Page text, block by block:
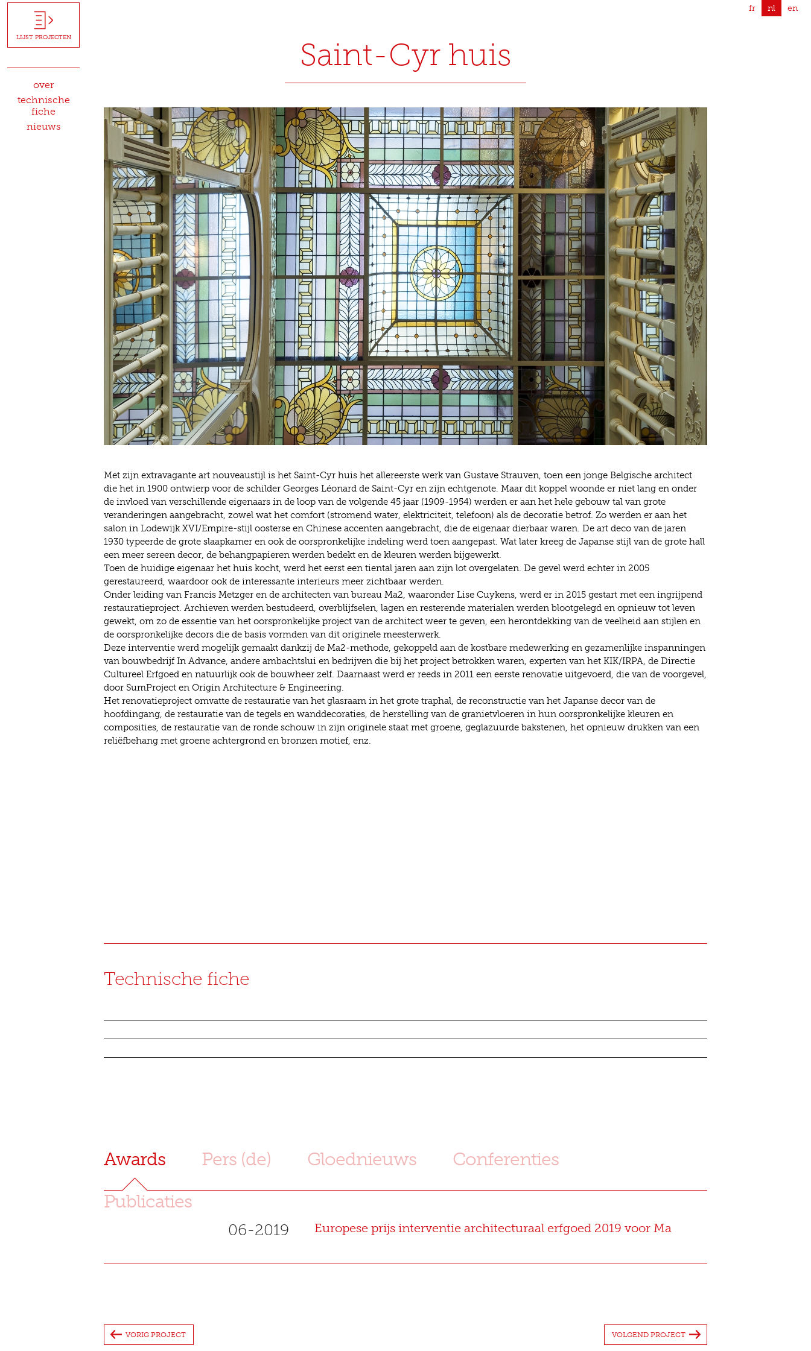
fr nl en
LIJST PROJECTEN
over
technische
fiche
nieuws
Saint-Cyr huis
Met zijn extravagante art nouveaustijl is het Saint-Cyr huis het allereerste werk van Gustave Strauven, toen een jonge Belgische architect
die het in 1900 ontwierp voor de schilder Georges Léonard de Saint-Cyr en zijn echtgenote. Maar dit koppel woonde er niet lang en onder
de invloed van verschillende eigenaars in de loop van de volgende 45 jaar (1909-1954) werden er aan het hele gebouw tal van grote
veranderingen aangebracht, zowel wat het comfort (stromend water, elektriciteit, telefoon) als de decoratie betrof. Zo werden er aan het
salon in Lodewijk XVI/Empire-stijl oosterse en Chinese accenten aangebracht, die de eigenaar dierbaar waren. De art deco van de jaren
1930 typeerde de grote slaapkamer en ook de oorspronkelijke indeling werd toen aangepast. Wat later kreeg de Japanse stijl van de grote hall
een meer sereen decor, de behangpapieren werden bedekt en de kleuren werden bijgewerkt.
Toen de huidige eigenaar het huis kocht, werd het eerst een tiental jaren aan zijn lot overgelaten. De gevel werd echter in 2005
gerestaureerd, waardoor ook de interessante interieurs meer zichtbaar werden.
Onder leiding van Francis Metzger en de architecten van bureau Ma2, waaronder Lise Cuykens, werd er in 2015 gestart met een ingrijpend
restauratieproject. Archieven werden bestudeerd, overblijfselen, lagen en resterende materialen werden blootgelegd en opnieuw tot leven
gewekt, om zo de essentie van het oorspronkelijke project van de architect weer te geven, een herontdekking van de veelheid aan stijlen en
de oorspronkelijke decors die de basis vormden van dit originele meesterwerk.
Deze interventie werd mogelijk gemaakt dankzij de Ma2-methode, gekoppeld aan de kostbare medewerking en gezamenlijke inspanningen
van bouwbedrijf In Advance, andere ambachtslui en bedrijven die bij het project betrokken waren, experten van het KIK/IRPA, de Directie
Cultureel Erfgoed en natuurlijk ook de bouwheer zelf. Daarnaast werd er reeds in 2011 een eerste renovatie uitgevoerd, die van de voorgevel,
door SumProject en Origin Architecture & Engineering.
Het renovatieproject omvatte de restauratie van het glasraam in het grote traphal, de reconstructie van het Japanse decor van de
hoofdingang, de restauratie van de tegels en wanddecoraties, de herstelling van de granietvloeren in hun oorspronkelijke kleuren en
composities, de restauratie van de ronde schouw in zijn originele staat met groene, geglazuurde bakstenen, het opnieuw drukken van een
reliëfbehang met groene achtergrond en bronzen motief, enz.
Technische fiche
Awards Pers (de) Gloednieuws
Conferenties
Publicaties
06-2019 Europese prijs interventie architecturaal erfgoed 2019 voor Ma
VORIG PROJECT VOLGEND PROJECT